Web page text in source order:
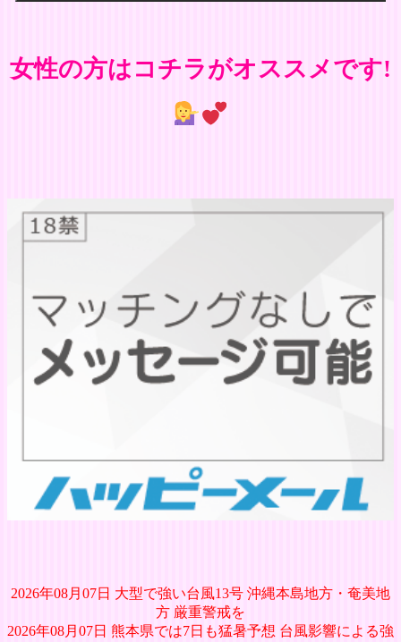
女性の方はコチラがオススメです!
2026年08月07日 大型で強い台風13号 沖縄本島地方・奄美地
方 厳重警戒を
2026年08月07日 熊本県では7日も猛暑予想 台風影響による強